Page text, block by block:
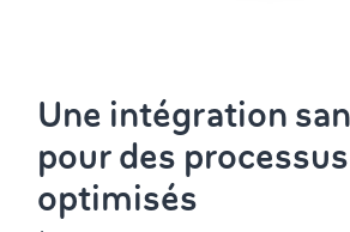
Une intégration
pour des processus
optimisés